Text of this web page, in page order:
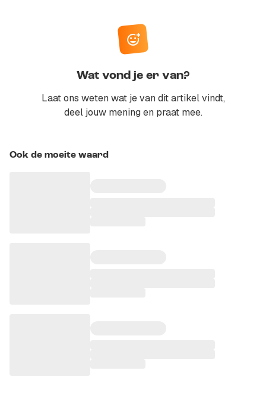
Wat vond je er van?
Laat ons weten wat je van dit artikel vindt,
deel jouw mening en praat mee.
Ook de moeite waard